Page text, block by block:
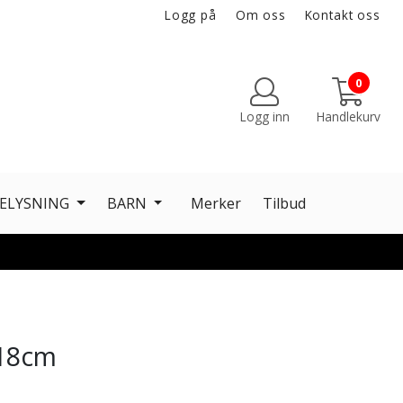
Logg på Om oss Kontakt oss
Logg inn
0
Handlekurv
BARN Merker Tilbud